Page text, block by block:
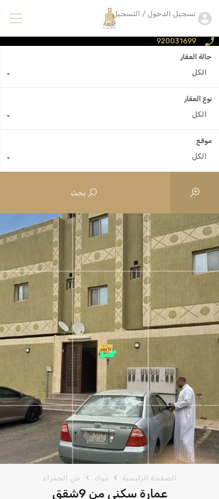
920031699
تسجيل الدخول / التسجيل
حالة العقار
الكل
نوع العقار
الكل
موقع
الكل
بحث
الصفحة الرئيسية تبوك حي الحمراء
عمارة سكني من 9شقق